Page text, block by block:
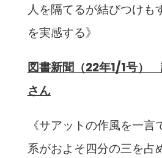
人を隔てるが結びつけも
を実感する》
図書新聞（22年1/1号）
さん
《サアットの作風を一
系がおよそ四分の三を占